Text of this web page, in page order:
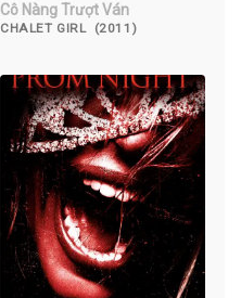
Cô Nàng Trượt Ván
CHALET GIRL (2011)